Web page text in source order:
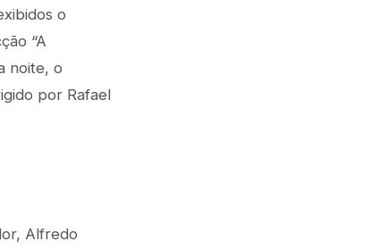
o
“A
noite, o
por Rafael
Alfredo